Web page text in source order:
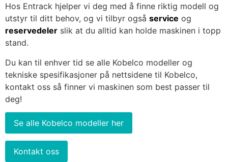
Hos Entrack hjelper vi deg med å finne riktig modell og
utstyr til ditt behov, og vi tilbyr også service og
reservedeler slik at du alltid kan holde maskinen i topp
stand.
Du kan til enhver tid se alle Kobelco modeller og
tekniske spesifikasjoner på nettsidene til Kobelco,
kontakt oss så finner vi maskinen som best passer til
deg!
Se alle Kobelco modeller her
Kontakt oss